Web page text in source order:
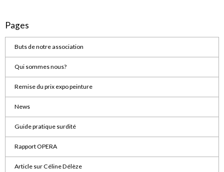
Pages
Buts de notre association
Qui sommes nous?
Remise du prix expo peinture
News
Guide pratique surdité
Rapport OPERA
Article sur Céline Délèze